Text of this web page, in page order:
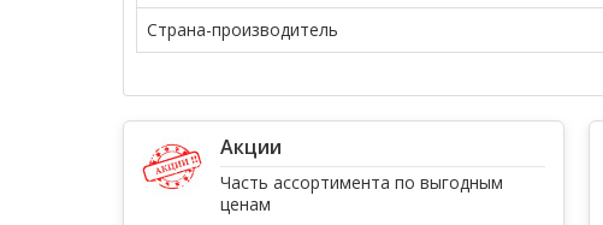
Страна-производитель
Акции
Часть ассортимента по выгодным
ценам